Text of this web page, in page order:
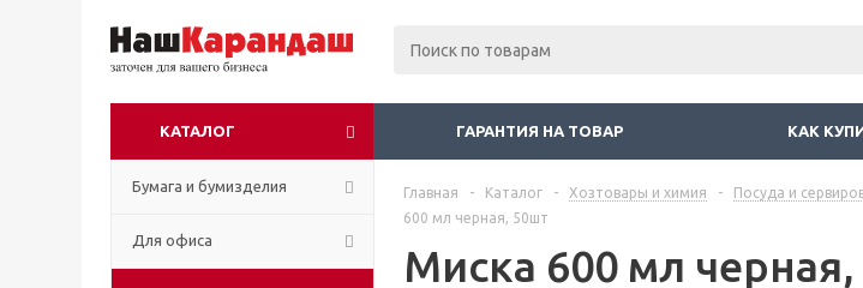
КАТАЛОГ ГАРАНТИЯ НА ТОВАР КАК
Бумага и бумизделия
Для офиса
Главная - Каталог - Хозтовары и химия - Посуда и
600 мл черная, 50шт
Миска 600 мл